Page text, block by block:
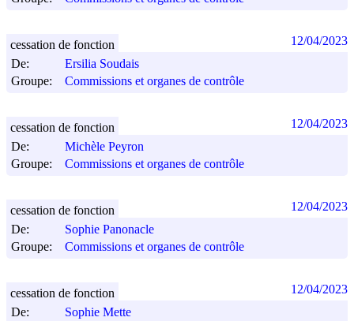
De:
Ersilia Soudais
Groupe:
Commissions et organes de contrôle
cessation de fonction 12/04/2023
De:
Michèle Peyron
Groupe:
Commissions et organes de contrôle
cessation de fonction 12/04/2023
De:
Sophie Panonacle
Groupe:
Commissions et organes de contrôle
cessation de fonction 12/04/2023
De:
Sophie Mette
cessation de fonction 12/04/2023